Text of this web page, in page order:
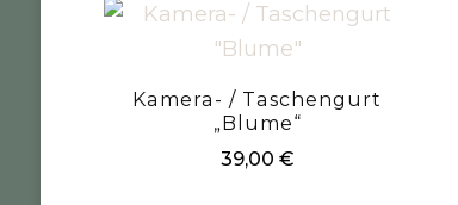
Kamera- / Taschengurt
„Blume“
39,00 €